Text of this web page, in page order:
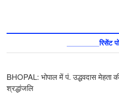
________रिसेंट
BHOPAL: भोपाल में पं. उद्धवदास मेहता
श्रद्धांजलि